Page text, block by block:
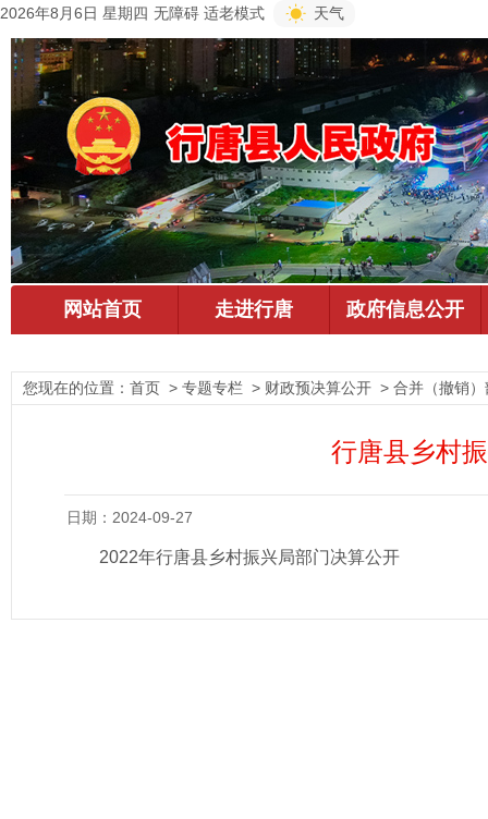
2026年8月6日 星期四 无障碍 适老模式 天气
您现在的位置： 首页 > 专题专栏 > 财政预决算公开 > 合并（撤销
行唐县乡村
日期：2024-09-27
2022年行唐县乡村振兴局部门决算公开